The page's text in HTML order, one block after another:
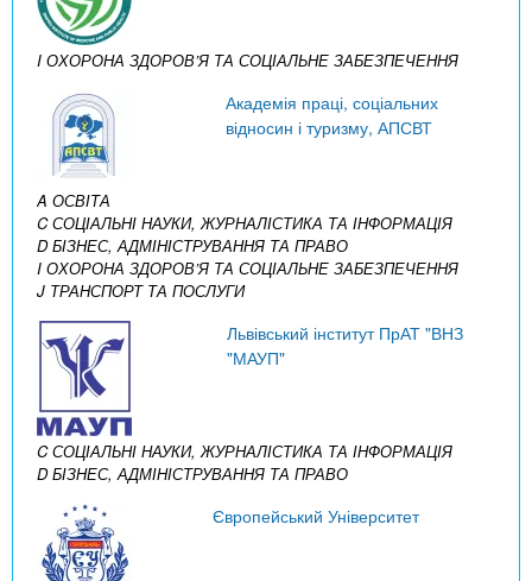
I ОХОРОНА ЗДОРОВ’Я ТА СОЦІАЛЬНЕ ЗАБЕЗПЕЧЕННЯ
Академія праці, соціальних
відносин і туризму, АПСВТ
A ОСВІТА
C СОЦІАЛЬНІ НАУКИ, ЖУРНАЛІСТИКА ТА ІНФОРМАЦІЯ
D БІЗНЕС, АДМІНІСТРУВАННЯ ТА ПРАВО
I ОХОРОНА ЗДОРОВ’Я ТА СОЦІАЛЬНЕ ЗАБЕЗПЕЧЕННЯ
J ТРАНСПОРТ ТА ПОСЛУГИ
Львівський інститут ПрАТ "ВНЗ
"МАУП"
C СОЦІАЛЬНІ НАУКИ, ЖУРНАЛІСТИКА ТА ІНФОРМАЦІЯ
D БІЗНЕС, АДМІНІСТРУВАННЯ ТА ПРАВО
Європейський Університет